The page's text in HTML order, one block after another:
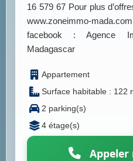
16 579 67 Pour plus
www.zoneimmo-
facebook : Agence
Madagascar
Appartement
Surface habitable : 122
2 parking(s)
4 étage(s)